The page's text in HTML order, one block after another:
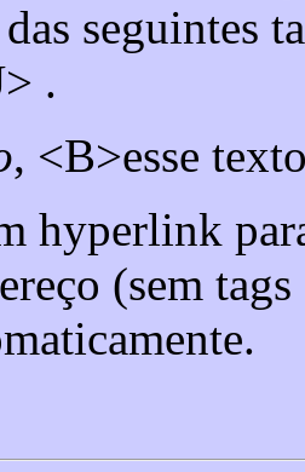
das
.
, <B>esse
hyperlink
(sem